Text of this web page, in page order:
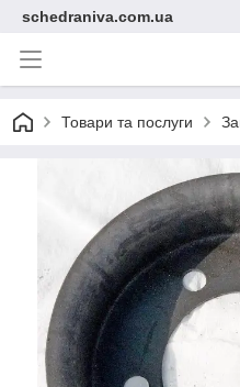
schedraniva.com.ua
Товари та послуги